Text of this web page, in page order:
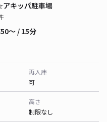
キッパ駐車場
〜 / 15分
再入庫
可
高さ
制限なし